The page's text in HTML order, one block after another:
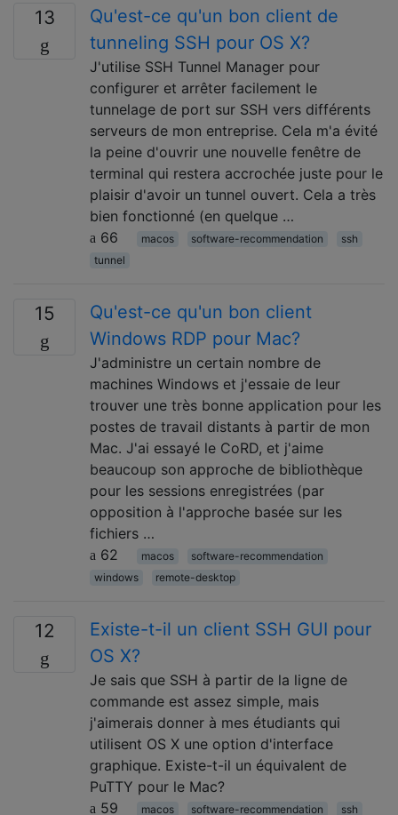
13
Qu'est-ce qu'un bon client de
tunneling SSH pour OS X?
J'utilise SSH Tunnel Manager pour
configurer et arrêter facilement le
tunnelage de port sur SSH vers différents
serveurs de mon entreprise. Cela m'a évité
la peine d'ouvrir une nouvelle fenêtre de
terminal qui restera accrochée juste pour le
plaisir d'avoir un tunnel ouvert. Cela a très
bien fonctionné (en quelque …
66
macos software-recommendation
ssh
tunnel
15
Qu'est-ce qu'un bon client
Windows RDP pour Mac?
J'administre un certain nombre de
machines Windows et j'essaie de leur
trouver une très bonne application pour les
postes de travail distants à partir de mon
Mac. J'ai essayé le CoRD, et j'aime
beaucoup son approche de bibliothèque
pour les sessions enregistrées (par
opposition à l'approche basée sur les
fichiers …
62
macos
software-recommendation
windows
remote-desktop
12
Existe-t-il un client SSH GUI pour
OS X?
Je sais que SSH à partir de la ligne de
commande est assez simple, mais
j'aimerais donner à mes étudiants qui
utilisent OS X une option d'interface
graphique. Existe-t-il un équivalent de
PuTTY pour le Mac?
59
macos software-recommendation
ssh